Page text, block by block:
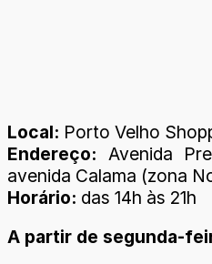
Local: Porto Velho
Endereço: Avenida
avenida Calama (zona
Horário: das 14h às 21h
A partir de segunda-